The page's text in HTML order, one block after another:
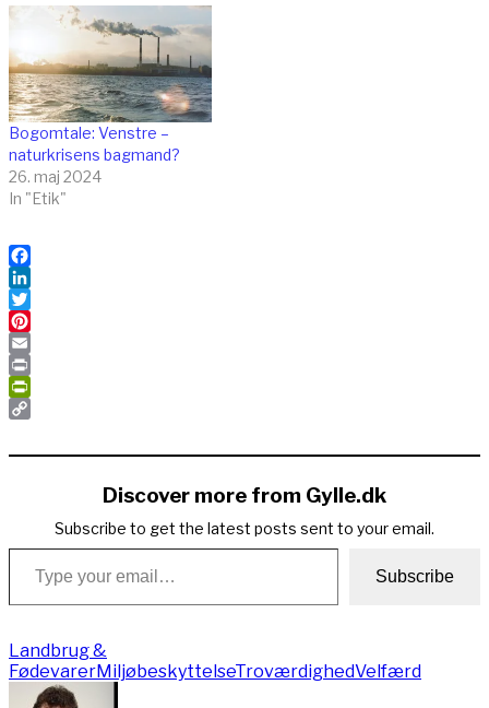
Bogomtale: Venstre –
naturkrisens bagmand?
26. maj 2024
In "Etik"
Facebook
LinkedIn
Twitter
Pinterest
Email
Print
PrintFriendly
Link
Discover more from Gylle.dk
Subscribe to get the latest posts sent to your email.
Type your email…
Subscribe
Landbrug &
FødevarerMiljøbeskyttelseTroværdighedVelfærd